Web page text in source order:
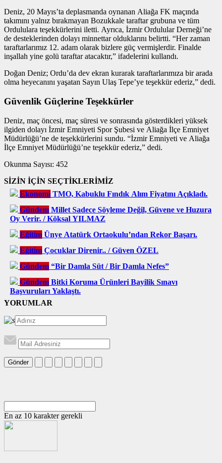
Deniz, 20 Mayıs’ta deplasmanda oynanan Aliağa FK maçında
takımını yalnız bırakmayan Bozukkale taraftar grubuna ve tüm
Ordululara teşekkürlerini iletti. Ayrıca, İzmir Ordulular Derneği’ne
de desteklerinden dolayı minnettar olduklarını belirtti. “Her zaman
taraftarlarımız 12. adam olarak bizlere güç vermişlerdir. Finalde
inşallah yine golü taraftar atacaktır,” ifadelerini kullandı.
Doğan Deniz; Ordu’da dev ekran kurarak taraftarlarımıza bir arada
olma heyecanını yaşatan Sayın Ulaş Tepe’ye teşekkür ederiz,” dedi.
Güvenlik Güçlerine Teşekkürler
Deniz, maç öncesi, maç süresi ve sonrasında gösterdikleri yüksek
ilgiden dolayı İzmir Emniyeti Spor Şubesi ve Aliağa İlçe Emniyet
Müdürlüğü’ne de teşekkürlerini sundu. “İzmir Emniyeti ve Aliağa
İlçe Emniyet Müdürlüğü’ne teşekkür ederiz,” dedi.
Okunma Sayısı: 452
SİZİN İÇİN SEÇTİKLERİMİZ
Ekonomi TMO, Kabuklu Fındık Alım Fiyatını Açıkladı.
Gündem Millet Sadece Söyleme Değil, Güvene ve Huzura
Oy Verir. / Köksal YILMAZ
Eğitim Ünye Atatürk Ortaokulu’ndan Rekor Başarı.
Eğitim Çocuklar Direnir.. / Güven ÖZEL
Gündem “Bir Damla Süt / Bir Damla Nefes”
Gündem Bitki Koruma Ürünleri Bayilik Sınavı
Başvuruları Yaklaştı.
YORUMLAR
Gönder
En az 10 karakter gerekli